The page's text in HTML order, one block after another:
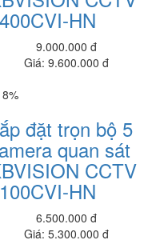
CCTV
2CE56HOT-
ITPF6-HN
đặt trọn bộ 6
quan sát
CCTV
HN
9.000.000 đ